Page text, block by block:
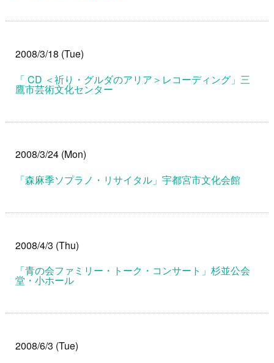
2008/3/18 (Tue)
「 CD ＜祈り・グルダのアリア＞レコーディング」三
鷹市芸術文化センター
2008/3/24 (Mon)
「森麻季ソプラノ・リサイタル」宇都宮市文化会館
2008/4/3 (Thu)
「青の会ファミリー・トーク・コンサート」杉並公会
堂・小ホール
2008/6/3 (Tue)